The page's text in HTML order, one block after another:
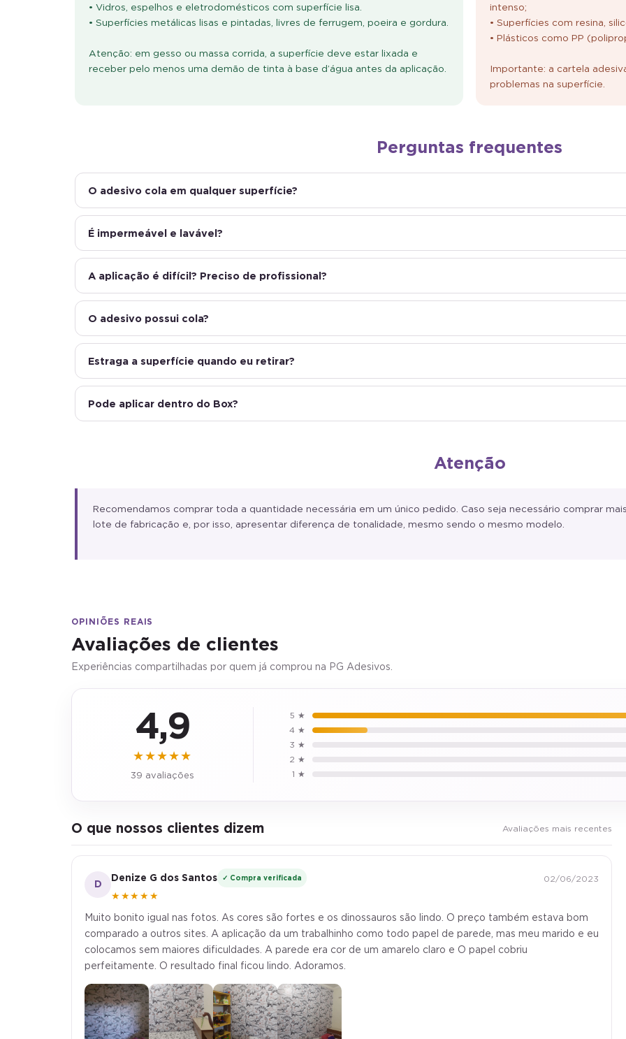
• Vidros, espelhos e eletrodomésticos com superfície lisa.
• Superfícies metálicas lisas e pintadas, livres de ferrugem, poeira e gordura.
Atenção: em gesso ou massa corrida, a superfície deve estar lixada e
receber pelo menos uma demão de tinta à base d’água antes da aplicação.
intenso;
• Superfícies com resina,
• Plásticos como PP
Importante: a cartela
problemas na superfície.
Perguntas frequentes
O adesivo cola em qualquer superfície?
É impermeável e lavável?
A aplicação é difícil? Preciso de profissional?
O adesivo possui cola?
Estraga a superfície quando eu retirar?
Pode aplicar dentro do Box?
Atenção
Recomendamos comprar toda a quantidade necessária em um único pedido. Caso seja necessário comprar
lote de fabricação e, por isso, apresentar diferença de tonalidade, mesmo sendo o mesmo modelo.
OPINIÕES REAIS
Avaliações de clientes
Experiências compartilhadas por quem já comprou na PG Adesivos.
4,9
★★★★★
39 avaliações
5 ★
4 ★
3 ★
2 ★
1 ★
O que nossos clientes dizem Avaliações mais recentes
D
Denize G dos Santos ✓ Compra verificada
★★★★★
02/06/2023
Muito bonito igual nas fotos. As cores são fortes e os dinossauros são lindo. O preço também estava bom
comparado a outros sites. A aplicação da um trabalhinho como todo papel de parede, mas meu marido e eu
colocamos sem maiores dificuldades. A parede era cor de um amarelo claro e O papel cobriu
perfeitamente. O resultado final ficou lindo. Adoramos.